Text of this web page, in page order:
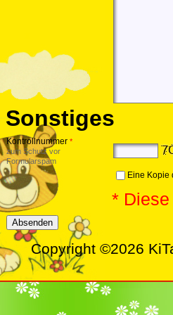
Sonstiges
Kontrollnummer *
zum Schutz vor
Formularspam
Eine Kopie
*
Copyright ©2026